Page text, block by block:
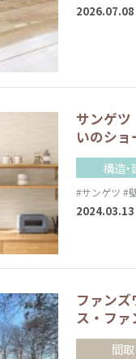
2026.07.08
サンゲツ
いのシ
構造
#サンゲツ #
2024.03.13
ファン
ス・フ
間取